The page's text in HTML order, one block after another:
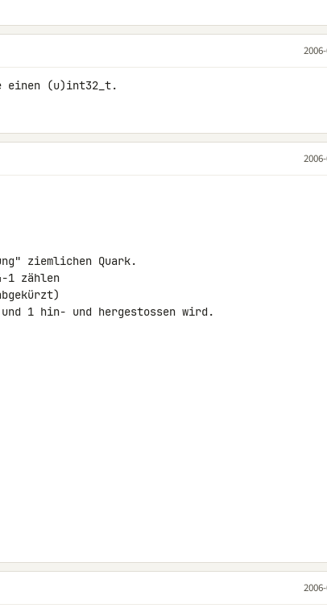
einen (u)int32_t.
ziemlichen Quark.
1 zählen
1 hin- und hergestossen wird.